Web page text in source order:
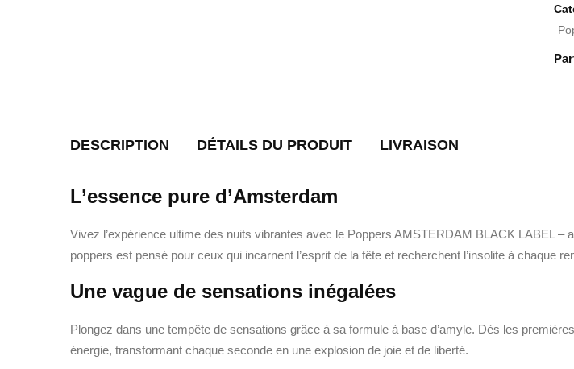
DESCRIPTION DÉTAILS DU PRODUIT LIVRAISON
L’essence pure d’Amsterdam
Vivez l’expérience ultime des nuits vibrantes avec le Poppers AMSTERDAM BLACK LABEL –
poppers est pensé pour ceux qui incarnent l’esprit de la fête et recherchent l’insolite à chaque
Une vague de sensations inégalées
Plongez dans une tempête de sensations grâce à sa formule à base d’amyle. Dès les
énergie, transformant chaque seconde en une explosion de joie et de liberté.